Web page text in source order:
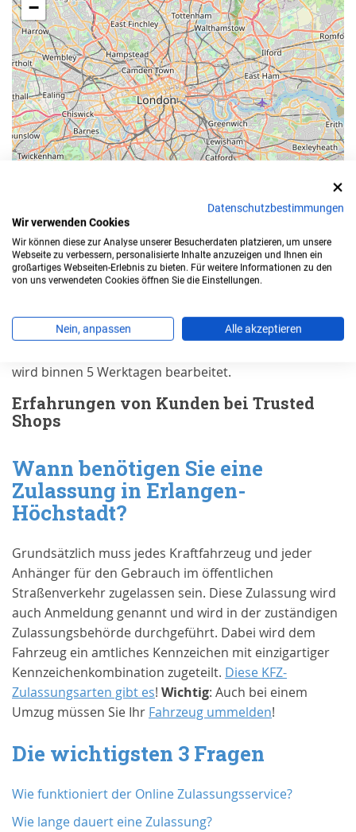
−
Bearbeitungszeit
Für die Zulassung Ihres Autos inErlangen-Höchstadt
benötigen Sie einen Termin.
wird binnen 5 Werktagen bearbeitet.
Erfahrungen von Kunden bei Trusted
Shops
Wann benötigen Sie eine
Zulassung in Erlangen-
Höchstadt?
Grundsätzlich muss jedes Kraftfahrzeug und jeder
Anhänger für den Gebrauch im öffentlichen
Straßenverkehr zugelassen sein. Diese Zulassung wird
auch Anmeldung genannt und wird in der zuständigen
Zulassungsbehörde durchgeführt. Dabei wird dem
Fahrzeug ein amtliches Kennzeichen mit einzigartiger
Kennzeichenkombination zugeteilt. Diese KFZ-
Zulassungsarten gibt es! Wichtig: Auch bei einem
Umzug müssen Sie Ihr Fahrzeug ummelden!
Die wichtigsten 3 Fragen
Wie funktioniert der Online Zulassungsservice?
Wie lange dauert eine Zulassung?
Datenschutzbestimmungen
Wir verwenden Cookies
Wir können diese zur Analyse unserer Besucherdaten platzieren, um unsere
Webseite zu verbessern, personalisierte Inhalte anzuzeigen und Ihnen ein
großartiges Webseiten-Erlebnis zu bieten. Für weitere Informationen zu den
von uns verwendeten Cookies öffnen Sie die Einstellungen.
Nein, anpassen Alle akzeptieren